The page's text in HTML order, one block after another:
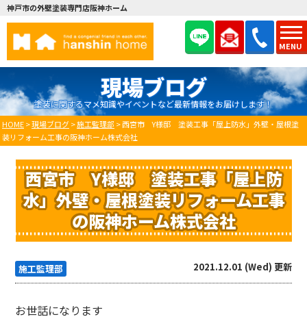
MENU
神戸市の外壁塗装専門店阪神ホーム
現場ブログ
塗装に関するマメ知識やイベントなど最新情報をお届けします！
HOME>現場ブログ>施工監理部 >西宮市 Y様邸 塗装工事「屋上防水」外壁・屋根塗
装リフォーム工事の阪神ホーム株式会社
西宮市 Y様邸 塗装工事「屋上防
水」外壁・屋根塗装リフォーム工事
の阪神ホーム株式会社
施工監理部 2021.12.01 (Wed) 更新
お世話になります